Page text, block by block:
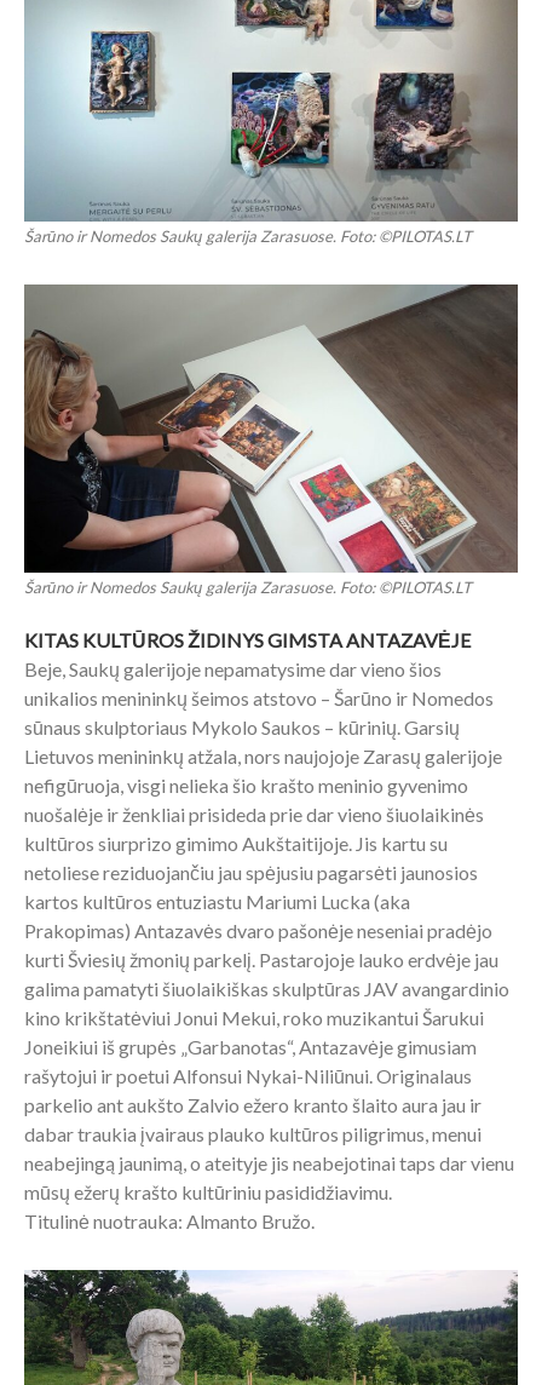
Šarūno ir Nomedos Saukų galerija Zarasuose. Foto: ©PILOTAS.LT
Šarūno ir Nomedos Saukų galerija Zarasuose. Foto: ©PILOTAS.LT
KITAS KULTŪROS ŽIDINYS GIMSTA ANTAZAVĖJE
Beje, Saukų galerijoje nepamatysime dar vieno šios
unikalios menininkų šeimos atstovo – Šarūno ir Nomedos
sūnaus skulptoriaus Mykolo Saukos – kūrinių. Garsių
Lietuvos menininkų atžala, nors naujojoje Zarasų galerijoje
nefigūruoja, visgi nelieka šio krašto meninio gyvenimo
nuošalėje ir ženkliai prisideda prie dar vieno šiuolaikinės
kultūros siurprizo gimimo Aukštaitijoje. Jis kartu su
netoliese reziduojančiu jau spėjusiu pagarsėti jaunosios
kartos kultūros entuziastu Mariumi Lucka (aka
Prakopimas) Antazavės dvaro pašonėje neseniai pradėjo
kurti Šviesių žmonių parkelį. Pastarojoje lauko erdvėje jau
galima pamatyti šiuolaikiškas skulptūras JAV avangardinio
kino krikštatėviui Jonui Mekui, roko muzikantui Šarukui
Joneikiui iš grupės „Garbanotas“, Antazavėje gimusiam
rašytojui ir poetui Alfonsui Nykai-Niliūnui. Originalaus
parkelio ant aukšto Zalvio ežero kranto šlaito aura jau ir
dabar traukia įvairaus plauko kultūros piligrimus, menui
neabejingą jaunimą, o ateityje jis neabejotinai taps dar vienu
mūsų ežerų krašto kultūriniu pasididžiavimu.
Titulinė nuotrauka: Almanto Bružo.